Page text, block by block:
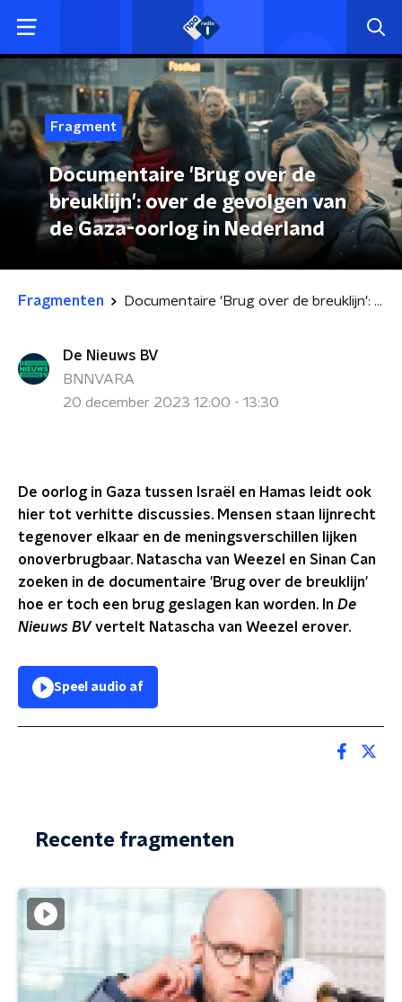
Fragment
Documentaire 'Brug over de
breuklijn': over de gevolgen van
de Gaza-oorlog in Nederland
Fragmenten Documentaire 'Brug over de breuklijn': over de gevolgen van de Gaza-oorlog in Nederland
De Nieuws BV
BNNVARA
20 december 2023 12:00 - 13:30
De oorlog in Gaza tussen Israël en Hamas leidt ook
hier tot verhitte discussies. Mensen staan lijnrecht
tegenover elkaar en de meningsverschillen lijken
onoverbrugbaar. Natascha van Weezel en Sinan Can
zoeken in de documentaire 'Brug over de breuklijn'
hoe er toch een brug geslagen kan worden. In De
Nieuws BV vertelt Natascha van Weezel erover.
Speel audio af
Recente fragmenten